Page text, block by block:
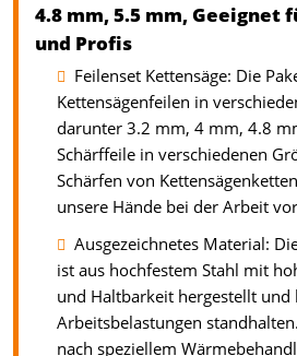
4.8 mm, 5.5 mm, Geeignet
und Profis
Feilenset Kettensäge: Die
Kettensägenfeilen in
darunter 3.2 mm, 4 mm, 4.8
Schärffeile in verschiedenen
Schärfen von
unsere Hände bei der Arbeit
Ausgezeichnetes Material:
ist aus hochfestem Stahl mit
und Haltbarkeit hergestellt und
Arbeitsbelastungen
nach speziellem